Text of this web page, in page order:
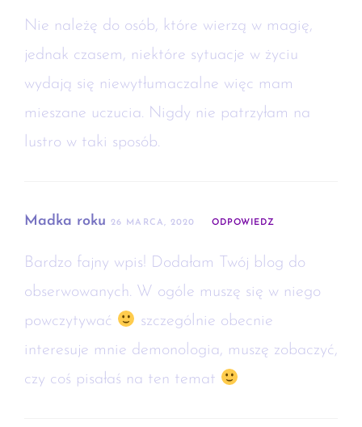
Nie należę do osób, które wierzą w magię,
jednak czasem, niektóre sytuacje w życiu
wydają się niewytłumaczalne więc mam
mieszane uczucia. Nigdy nie patrzyłam na
lustro w taki sposób.
Madka roku 26 MARCA, 2020 ODPOWIEDZ
Bardzo fajny wpis! Dodałam Twój blog do
obserwowanych. W ogóle muszę się w niego
powczytywać
szczególnie obecnie
interesuje mnie demonologia, muszę zobaczyć,
czy coś pisałaś na ten temat